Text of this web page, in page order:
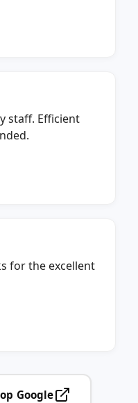
staff. Efficient
for the excellent
Google